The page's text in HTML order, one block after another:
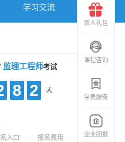
学习交流
监理工程师考试
8 2 天
入口
报名费用
新人礼包
课程咨询
学员服务
企业团报